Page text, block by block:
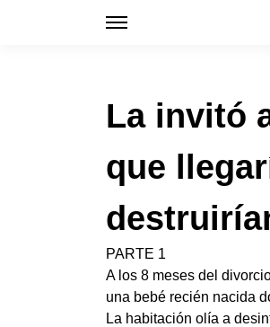
La invitó
que
PARTE 1
A los 8 meses del
una bebé recién nacida
La habitación olía a